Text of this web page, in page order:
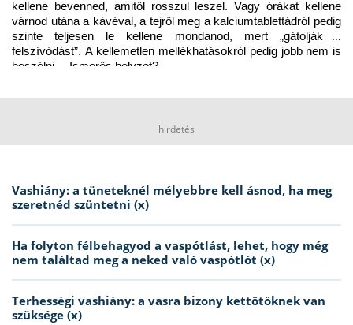
kellene bevenned, amitől rosszul leszel. Vagy órákat kellene
várnod utána a kávéval, a tejről meg a kalciumtablettádról pedig
szinte teljesen le kellene mondanod, mert „gátolják a
felszívódást”. A kellemetlen mellékhatásokról pedig jobb nem is
beszélni… Ismerős helyzet?
hirdetés
Vashiány: a tüneteknél mélyebbre kell ásnod, ha meg
szeretnéd szüntetni (x)
Ha folyton félbehagyod a vaspótlást, lehet, hogy még
nem találtad meg a neked való vaspótlót (x)
Terhességi vashiány: a vasra bizony kettőtöknek van
szüksége (x)